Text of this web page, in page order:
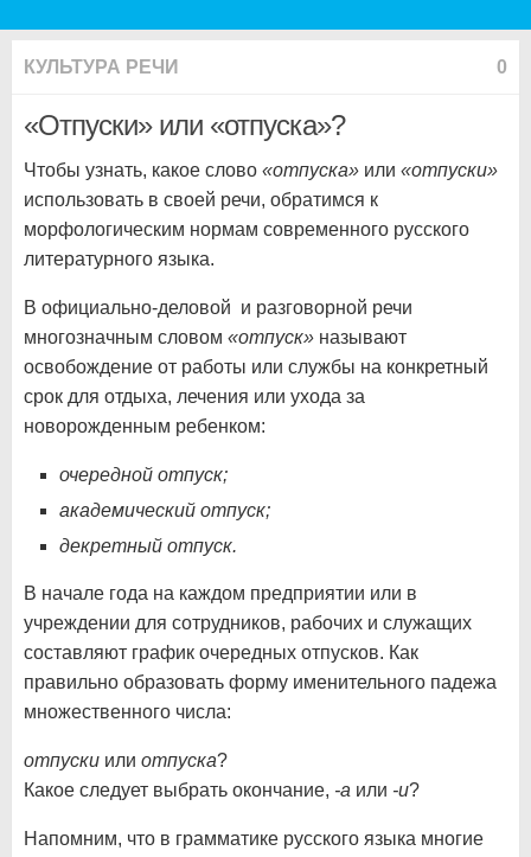
КУЛЬТУРА РЕЧИ 0
«Отпуски» или «отпуска»?
Чтобы узнать, какое слово «отпуска» или «отпуски»
использовать в своей речи, обратимся к
морфологическим нормам современного русского
литературного языка.
В официально-деловой и разговорной речи
многозначным словом «отпуск» называют
освобождение от работы или службы на конкретный
срок для отдыха, лечения или ухода за
новорожденным ребенком:
очередной отпуск;
академический отпуск;
декретный отпуск.
В начале года на каждом предприятии или в
учреждении для сотрудников, рабочих и служащих
составляют график очередных отпусков. Как
правильно образовать форму именительного падежа
множественного числа:
отпуски или отпуска?
Какое следует выбрать окончание, -а или -и?
Напомним, что в грамматике русского языка многие